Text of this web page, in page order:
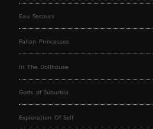
Eau Secours
Fallen Princesses
In The Dollhouse
Gods of Suburbia
Exploration Of Self